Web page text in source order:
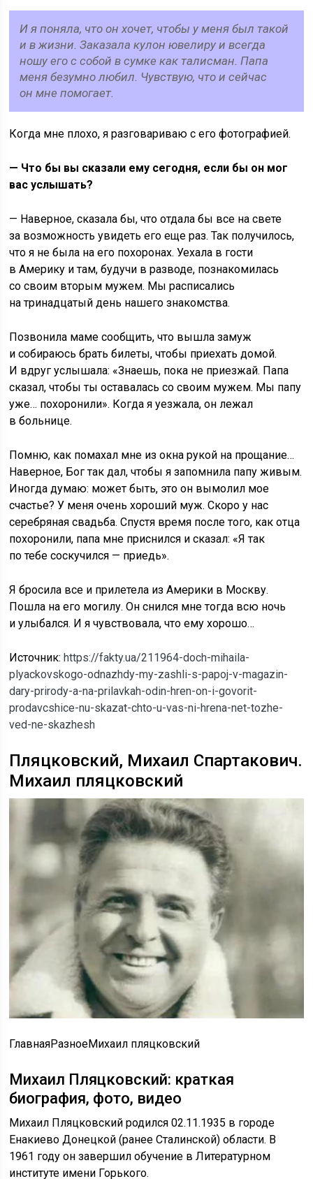
И я поняла, что он хочет, чтобы у меня был такой
и в жизни. Заказала кулон ювелиру и всегда
ношу его с собой в сумке как талисман. Папа
меня безумно любил. Чувствую, что и сейчас
он мне помогает.
Когда мне плохо, я разговариваю с его фотографией.
— Что бы вы сказали ему сегодня, если бы он мог
вас услышать?
— Наверное, сказала бы, что отдала бы все на свете
за возможность увидеть его еще раз. Так получилось,
что я не была на его похоронах. Уехала в гости
в Америку и там, будучи в разводе, познакомилась
со своим вторым мужем. Мы расписались
на тринадцатый день нашего знакомства.
Позвонила маме сообщить, что вышла замуж
и собираюсь брать билеты, чтобы приехать домой.
И вдруг услышала: «Знаешь, пока не приезжай. Папа
сказал, чтобы ты оставалась со своим мужем. Мы папу
уже… похоронили». Когда я уезжала, он лежал
в больнице.
Помню, как помахал мне из окна рукой на прощание…
Наверное, Бог так дал, чтобы я запомнила папу живым.
Иногда думаю: может быть, это он вымолил мое
счастье? У меня очень хороший муж. Скоро у нас
серебряная свадьба. Спустя время после того, как отца
похоронили, папа мне приснился и сказал: «Я так
по тебе соскучился — приедь».
Я бросила все и прилетела из Америки в Москву.
Пошла на его могилу. Он снился мне тогда всю ночь
и улыбался. И я чувствовала, что ему хорошо…
Источник:https://fakty.ua/211964-doch-mihaila-
plyackovskogo-odnazhdy-my-zashli-s-papoj-v-magazin-
dary-prirody-a-na-prilavkah-odin-hren-on-i-govorit-
prodavcshice-nu-skazat-chto-u-vas-ni-hrena-net-tozhe-
ved-ne-skazhesh
Пляцковский, Михаил Спартакович.
Михаил пляцковский
ГлавнаяРазноеМихаил пляцковский
Михаил Пляцковский: краткая
биография, фото, видео
Михаил Пляцковский родился 02.11.1935 в городе
Енакиево Донецкой (ранее Сталинской) области. В
1961 году он завершил обучение в Литературном
институте имени Горького.